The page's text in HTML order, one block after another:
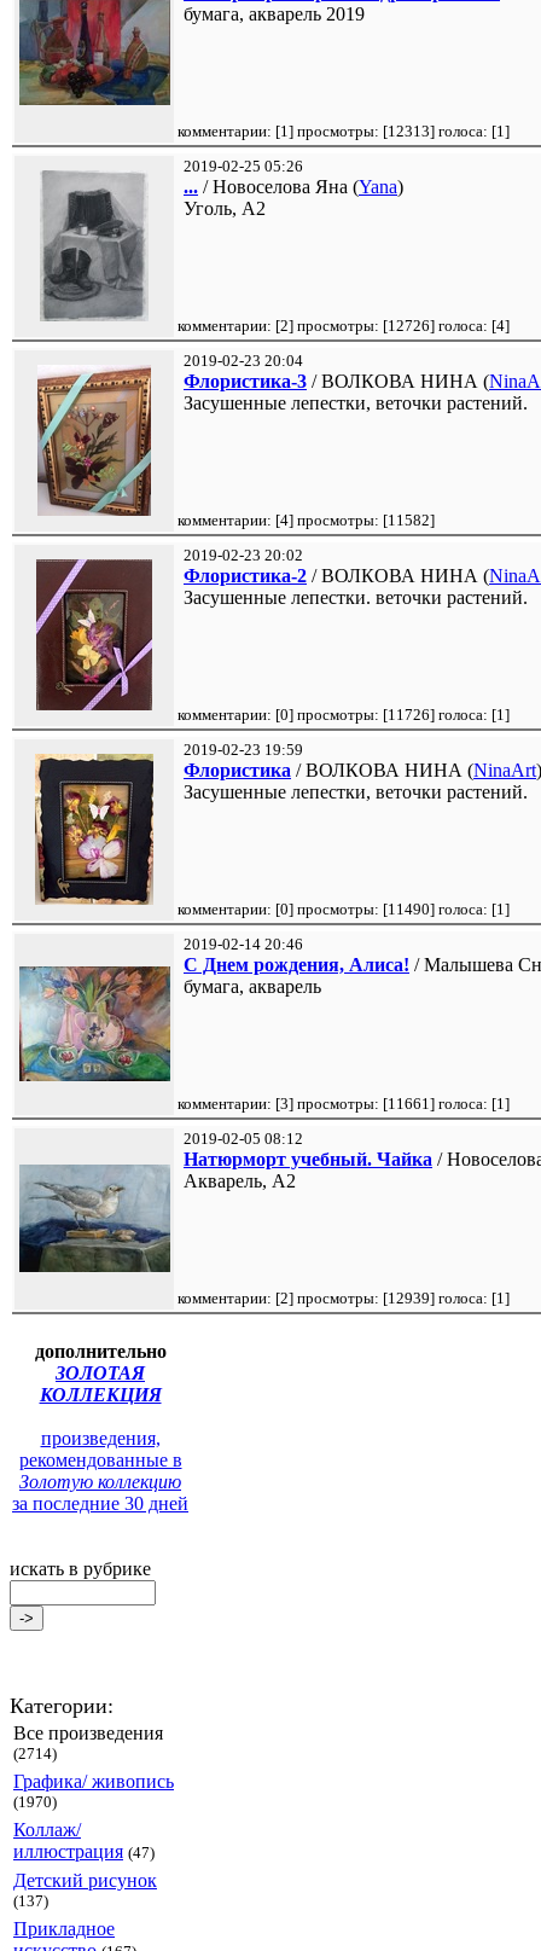
бумага, акварель 2019
комментарии: [1] просмотры: [12313] голоса: [1]
2019-02-25 05:26
... / Новоселова Яна (Yana)
Уголь, А2
комментарии: [2] просмотры: [12726] голоса: [4]
2019-02-23 20:04
Флористика-3 / ВОЛКОВА НИНА (
Засушенные лепестки, веточки растений.
комментарии: [4] просмотры: [11582]
2019-02-23 20:02
Флористика-2 / ВОЛКОВА НИНА (
Засушенные лепестки. веточки растений.
комментарии: [0] просмотры: [11726] голоса: [1]
2019-02-23 19:59
Флористика / ВОЛКОВА НИНА (NinaArt)
Засушенные лепестки, веточки растений.
комментарии: [0] просмотры: [11490] голоса: [1]
2019-02-14 20:46
С Днем рождения, Алиса! / Малышева
бумага, акварель
комментарии: [3] просмотры: [11661] голоса: [1]
2019-02-05 08:12
Натюрморт учебный. Чайка /
Акварель, А2
комментарии: [2] просмотры: [12939] голоса: [1]
дополнительно
ЗОЛОТАЯ
КОЛЛЕКЦИЯ
произведения,
рекомендованные в
Золотую коллекцию
за последние 30 дней
искать в рубрике
Категории:
Все произведения
(2714)
Графика/ живопись
(1970)
Коллаж/
иллюстрация (47)
Детский рисунок
(137)
Прикладное